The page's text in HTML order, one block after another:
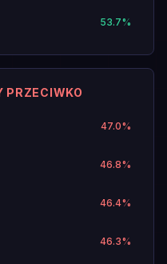
53.7%
PRZECIWKO
47.0%
46.8%
46.4%
46.3%